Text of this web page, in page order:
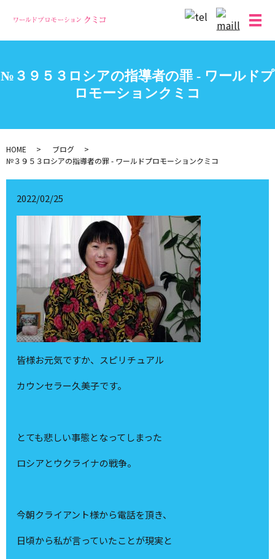
メ
№３９５３ロシアの指導者の罪 - ワールドプ
ロモーションクミコ
HOME
ブログ
№３９５３ロシアの指導者の罪 - ワールドプロモーションクミコ
2022/02/25
皆様お元気ですか、スピリチュアル
カウンセラー久美子です。
とても悲しい事態となってしまった
ロシアとウクライナの戦争。
今朝クライアント様から電話を頂き、
日頃から私が言っていたことが現実と